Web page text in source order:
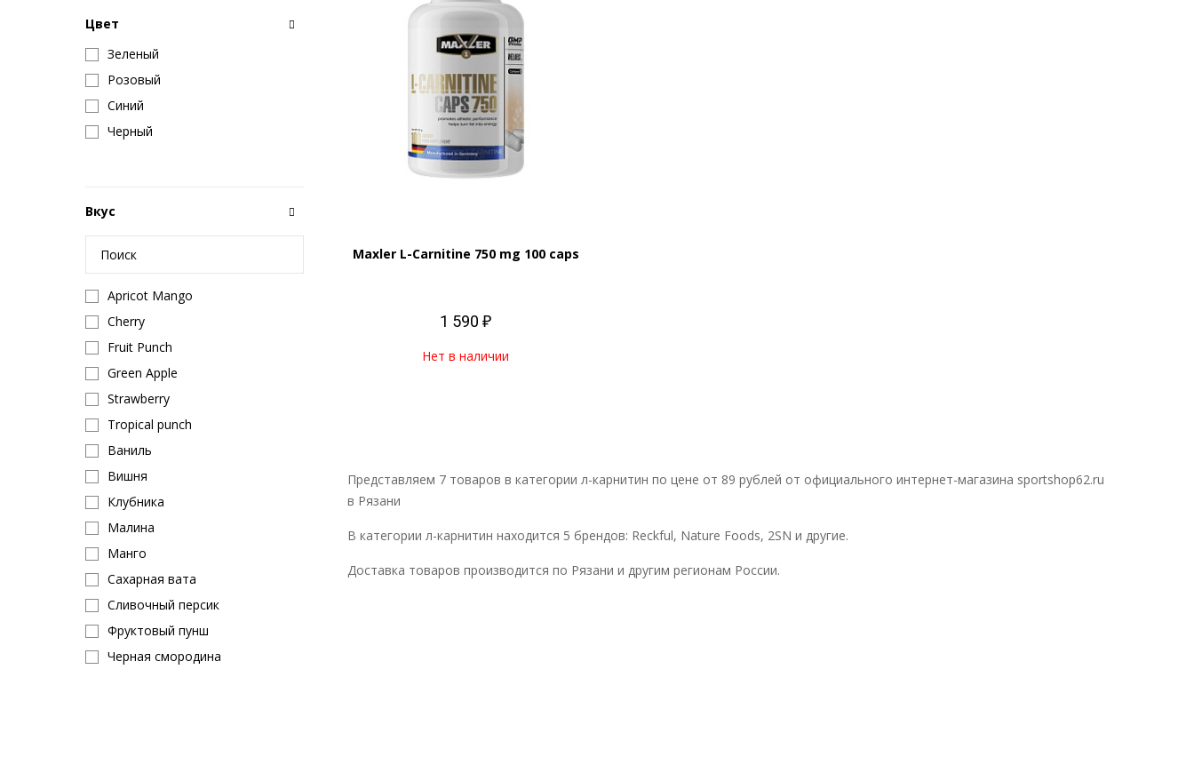
Цвет
Зеленый
Розовый
Синий
Черный
Вкус
Apricot Mango
Cherry
Fruit Punch
Green Apple
Strawberry
Tropical punch
Ваниль
Вишня
Клубника
Малина
Манго
Сахарная вата
Сливочный персик
Фруктовый пунш
Черная смородина
Maxler L-Carnitine 750 mg 100 caps
1 590 ₽
Нет в наличии
Представляем 7 товаров в категории л-карнитин по цене от 89 рублей от официального интернет-магазина sportshop62.ru
в Рязани
В категории л-карнитин находится 5 брендов: Reckful, Nature Foods, 2SN и другие.
Доставка товаров производится по Рязани и другим регионам России.